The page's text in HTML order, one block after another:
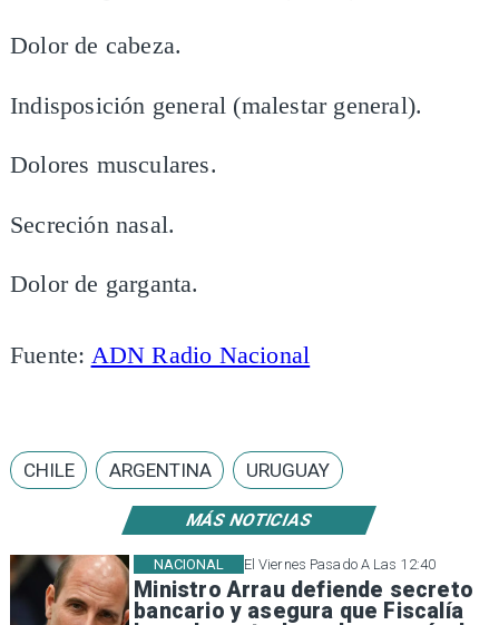
MÁS NOTICIAS
El Viernes Pasado A Las 12:40
Ministro Arrau defiende secreto
bancario y asegura que Fiscalía
NACIONAL
Dolor de cabeza.
Indisposición general (malestar general).
Dolores musculares.
Secreción nasal.
Dolor de garganta.
Fuente: ADN Radio Nacional
CHILE ARGENTINA URUGUAY